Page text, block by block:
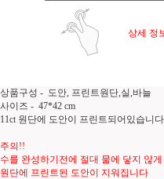
상세 정
상품구성 - 도안, 프린트원단,실,바늘
사이즈 - 47*42 cm
11ct 원단에 도안이 프린트되어있습니
주의!!
수를 완성하기전에 절대 물에 닿지 않
원단에 프린트된 도안이 지워집니다